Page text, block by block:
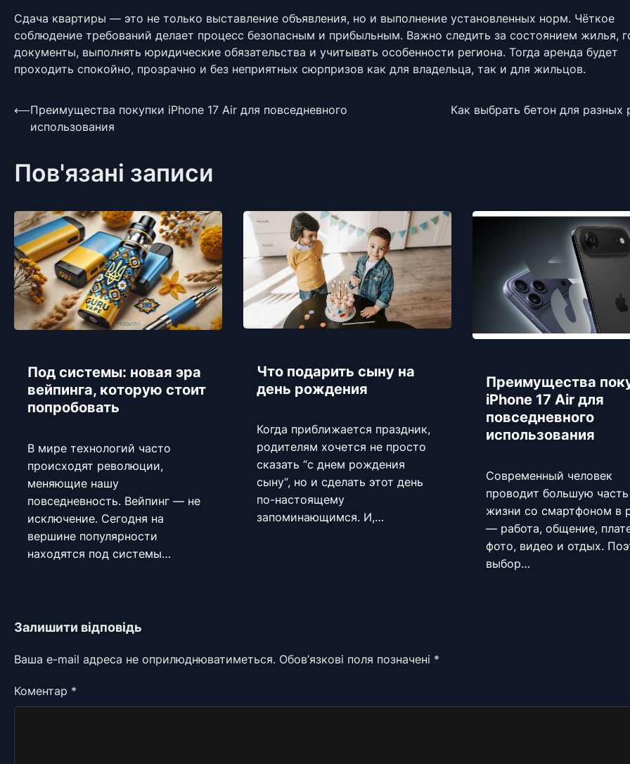
Сдача квартиры — это не только выставление объявления, но и выполнение установленных норм. Чёткое
соблюдение требований делает процесс безопасным и прибыльным. Важно следить за состоянием жилья,
документы, выполнять юридические обязательства и учитывать особенности региона. Тогда аренда будет
проходить спокойно, прозрачно и без неприятных сюрпризов как для владельца, так и для жильцов.
Навігація
записів
⟵Преимущества покупки iPhone 17 Air для повседневного
использования
Как выбрать бетон для разных
Пов'язані записи
Под системы: новая эра
вейпинга, которую стоит
попробовать
В мире технологий часто
происходят революции,
меняющие нашу
повседневность. Вейпинг — не
исключение. Сегодня на
вершине популярности
находятся под системы…
Что подарить сыну на
день рождения
Когда приближается праздник,
родителям хочется не просто
сказать “с днем рождения
сыну“, но и сделать этот день
по-настоящему
запоминающимся. И,…
Преимущества
iPhone 17 Air для
повседневного
использования
Современный человек
проводит большую часть
жизни со смартфоном в
— работа, общение,
фото, видео и отдых.
выбор…
Залишити відповідь
Ваша e-mail адреса не оприлюднюватиметься. Обов’язкові поля позначені *
Коментар *